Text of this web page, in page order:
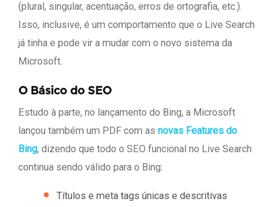
(plural, singular, acentuação, erros de ortografia, etc.).
Isso, inclusive, é um comportamento que o Live Search
já tinha e pode vir a mudar com o novo sistema da
Microsoft.
O Básico do SEO
Estudo à parte, no lançamento do Bing, a Microsoft
lançou também um PDF com as novas Features do
Bing, dizendo que todo o SEO funcional no Live Search
continua sendo válido para o Bing:
Títulos e meta tags únicas e descritivas